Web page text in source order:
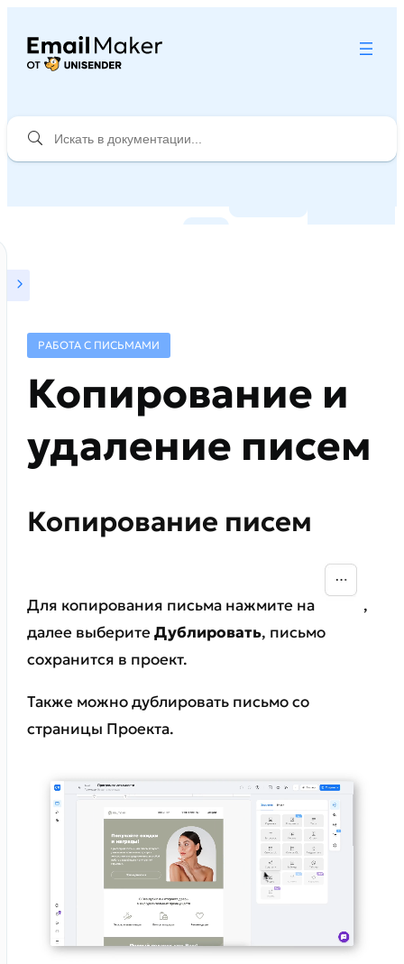
РАБОТА С ПИСЬМАМИ
Копирование и
удаление писем
Копирование писем
Для копирования письма нажмите на
,
далее выберитеДублировать, письмо
сохранится в проект.
Также можно дублировать письмо со
страницы Проекта.